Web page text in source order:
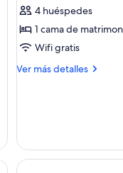
de
Apartamento
(Privée)
4 huéspedes
1 cama de
Wifi gratis
Ver más detalles
Más